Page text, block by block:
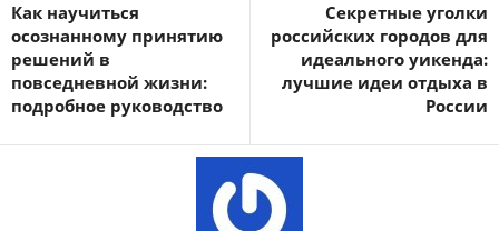
Как научиться
осознанному принятию
решений в
повседневной жизни:
подробное руководство
Секретные уголки
российских городов для
идеального уикенда:
лучшие идеи отдыха в
России